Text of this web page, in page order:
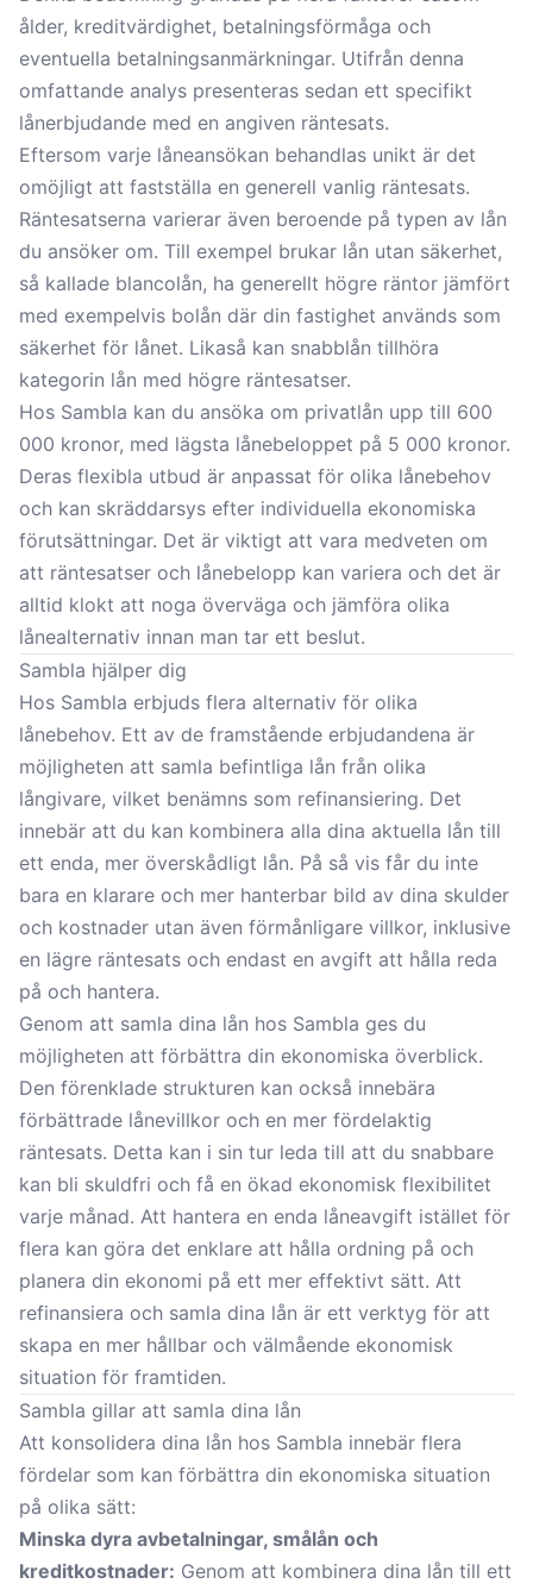
ålder, kreditvärdighet, betalningsförmåga och
eventuella betalningsanmärkningar. Utifrån denna
omfattande analys presenteras sedan ett specifikt
lånerbjudande med en angiven räntesats.
Eftersom varje låneansökan behandlas unikt är det
omöjligt att fastställa en generell vanlig räntesats.
Räntesatserna varierar även beroende på typen av lån
du ansöker om. Till exempel brukar lån utan säkerhet,
så kallade blancolån, ha generellt högre räntor jämfört
med exempelvis bolån där din fastighet används som
säkerhet för lånet. Likaså kan snabblån tillhöra
kategorin lån med högre räntesatser.
Hos Sambla kan du ansöka om privatlån upp till 600
000 kronor, med lägsta lånebeloppet på 5 000 kronor.
Deras flexibla utbud är anpassat för olika lånebehov
och kan skräddarsys efter individuella ekonomiska
förutsättningar. Det är viktigt att vara medveten om
att räntesatser och lånebelopp kan variera och det är
alltid klokt att noga överväga och jämföra olika
lånealternativ innan man tar ett beslut.
Sambla hjälper dig
Hos Sambla erbjuds flera alternativ för olika
lånebehov. Ett av de framstående erbjudandena är
möjligheten att samla befintliga lån från olika
långivare, vilket benämns som refinansiering. Det
innebär att du kan kombinera alla dina aktuella lån till
ett enda, mer överskådligt lån. På så vis får du inte
bara en klarare och mer hanterbar bild av dina skulder
och kostnader utan även förmånligare villkor, inklusive
en lägre räntesats och endast en avgift att hålla reda
på och hantera.
Genom att samla dina lån hos Sambla ges du
möjligheten att förbättra din ekonomiska överblick.
Den förenklade strukturen kan också innebära
förbättrade lånevillkor och en mer fördelaktig
räntesats. Detta kan i sin tur leda till att du snabbare
kan bli skuldfri och få en ökad ekonomisk flexibilitet
varje månad. Att hantera en enda låneavgift istället för
flera kan göra det enklare att hålla ordning på och
planera din ekonomi på ett mer effektivt sätt. Att
refinansiera och samla dina lån är ett verktyg för att
skapa en mer hållbar och välmående ekonomisk
situation för framtiden.
Sambla gillar att samla dina lån
Att konsolidera dina lån hos Sambla innebär flera
fördelar som kan förbättra din ekonomiska situation
på olika sätt:
Minska dyra avbetalningar, smålån och
kreditkostnader: Genom att kombinera dina lån till ett